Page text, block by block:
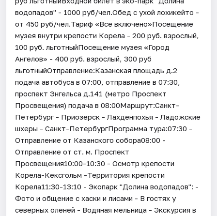
водопадов" - 1000 руб/чел.Обед с ухой лохикейто -
от 450 руб/чел.Тариф «Все включено»Посещение
музея внутри крепости Корела - 200 руб. взрослый,
100 руб. льготныйПосещение музея «Город
Ангелов» - 400 руб. взрослый, 300 руб
льготныйОтправление:Казанская площадь д.2
подача автобуса в 07:00, отправление в 07:30,
проспект Энгельса д.141 (метро Проспект
Просвещения) подача в 08:00Маршрут:Санкт-
Петербург - Приозерск - Лахденпохья - Ладожские
шхеры - Санкт-ПетербургПрограмма тура:07:30 -
Отправление от Казанского собора08:00 -
Отправление от ст. м. Проспект
Просвещения10:00-10:30 - Осмотр крепости
Корела-Кексгольм -Территория крепости
Корела11:30-13:10 - Экопарк "Долина водопадов": -
Фото и общение с хаски и лисами - В гостях у
северных оленей - Водяная мельница - Экскурсия в